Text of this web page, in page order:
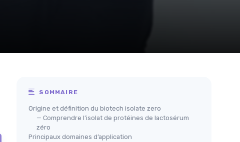
SOMMAIRE
Origine et définition du biotech isolate zero
— Comprendre l’isolat de protéines de lactosérum
zéro
Principaux domaines d’application